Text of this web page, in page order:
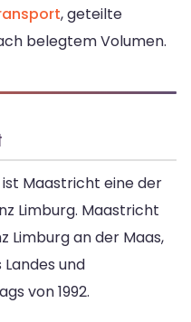
, geteilte
belegtem Volumen.
ist Maastricht eine der
Limburg. Maastricht
Limburg an der Maas,
und
von 1992.